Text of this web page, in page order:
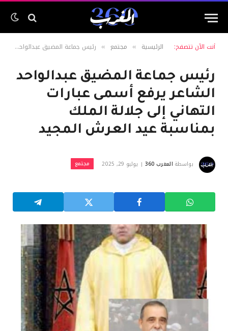
أنت الآن تتصفح: الرئيسية » مجتمع » رئيس جماعة المضيق عبدالواحد الشاعر يرفع أسمى عبارات التهاني إلى جلالة الملك بمناسبة عيد العرش المجيد
رئيس جماعة المضيق عبدالواحد
الشاعر يرفع أسمى عبارات
التهاني إلى جلالة الملك
بمناسبة عيد العرش المجيد
بواسطة المغرب 360 يوليو 29, 2025 مجتمع